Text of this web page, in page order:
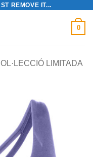
REMOVE IT...
0
LIMITADA